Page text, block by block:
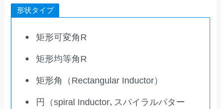
形状タイプ
矩形可変角R
矩形均等角R
矩形角（Rectangular Inductor）
円（spiral Inductor､スパイラルパター